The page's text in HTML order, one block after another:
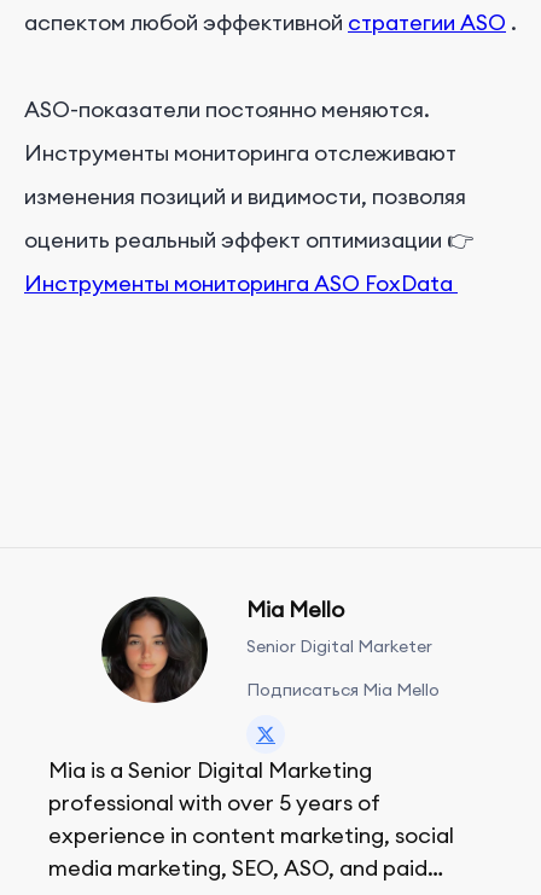
аспектом любой эффективной стратегии ASO .
ASO-показатели постоянно меняются.
Инструменты мониторинга отслеживают
изменения позиций и видимости, позволяя
оценить реальный эффект оптимизации 👉
Инструменты мониторинга ASO FoxData
Mia Mello
Senior Digital Marketer
Подписаться Mia Mello
Mia is a Senior Digital Marketing
professional with over 5 years of
experience in content marketing, social
media marketing, SEO, ASO, and paid